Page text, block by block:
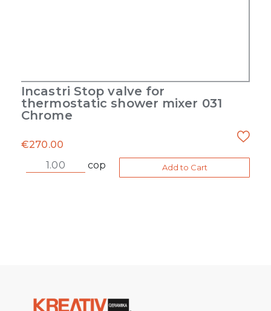
Incastri Stop valve for
thermostatic shower mixer 031
Chrome
€270.00
cop
Add to Cart